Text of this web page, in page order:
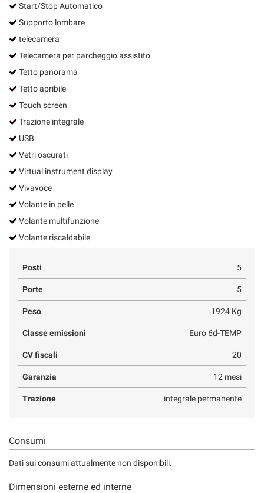
Start/Stop Automatico
Supporto lombare
telecamera
Telecamera per parcheggio assistito
Tetto panorama
Tetto apribile
Touch screen
Trazione integrale
USB
Vetri oscurati
Virtual instrument display
Vivavoce
Volante in pelle
Volante multifunzione
Volante riscaldabile
Posti 5
Porte 5
Peso 1924 Kg
Classe emissioni Euro 6d-TEMP
CV fiscali 20
Garanzia 12 mesi
Trazione integrale permanente
Consumi
Dati sui consumi attualmente non disponibili.
Dimensioni esterne ed interne